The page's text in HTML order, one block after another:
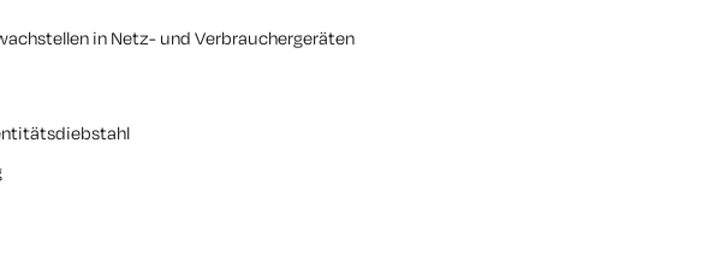
in Netz- und Verbrauchergeräten